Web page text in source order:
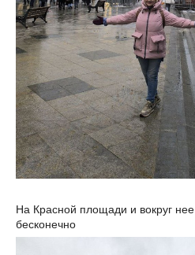
На Красной площади и вокруг
бесконечно